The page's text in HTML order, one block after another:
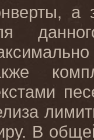
а
. В